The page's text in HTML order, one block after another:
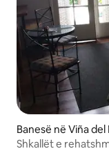
Banesë në Viña del
Shkallët e